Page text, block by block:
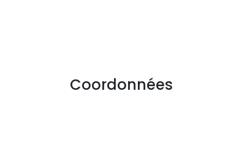
Coordonnées